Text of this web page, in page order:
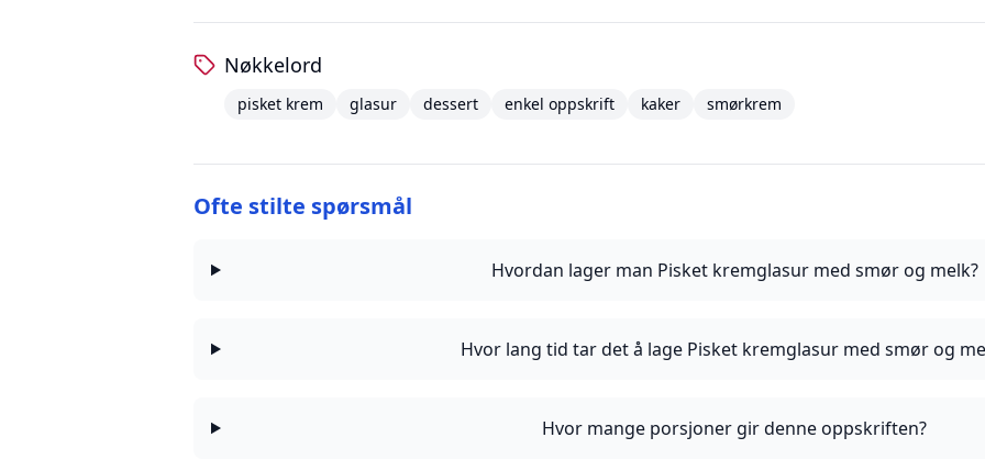
Nøkkelord
pisket krem glasur dessert enkel oppskrift kaker smørkrem
Ofte stilte spørsmål
Hvordan lager man Pisket kremglasur med smør og melk?
Hvor lang tid tar det å lage Pisket kremglasur med smør og
Hvor mange porsjoner gir denne oppskriften?